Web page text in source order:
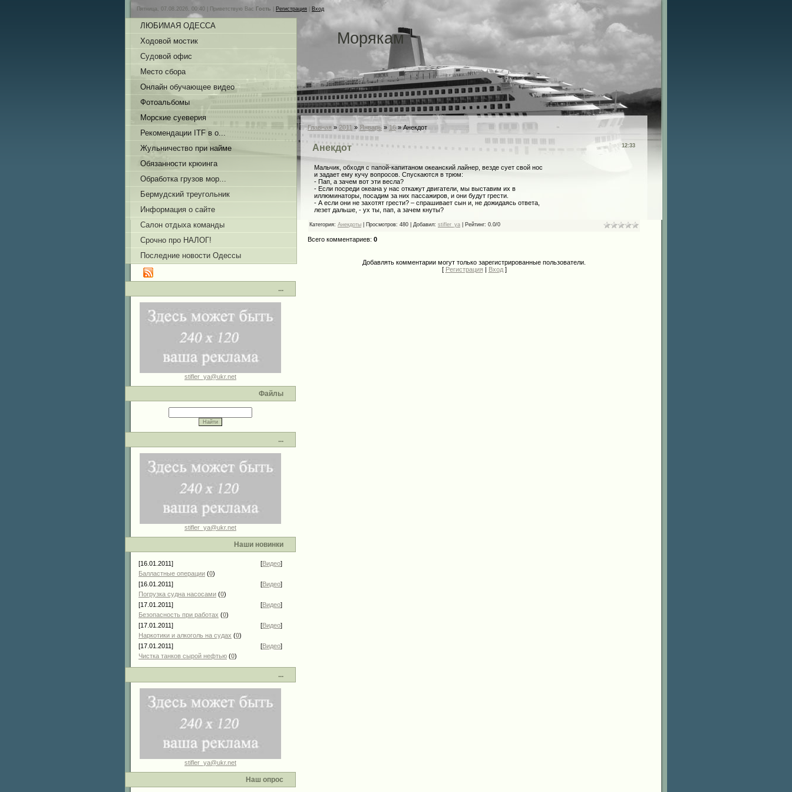
Пятница, 07.08.2026, 00:40 | Приветствую Вас Гость Регистрация Вход
ЛЮБИМАЯ ОДЕССА
Ходовой мостик
Судовой офис
Место сбора
Онлайн обучающее видео
Фотоальбомы
Морские суеверия
Рекомендации ITF в о...
Жульничество при найме
Обязанности крюинга
Обработка грузов мор...
Бермудский треугольник
Информация о сайте
Салон отдыха команды
Срочно про НАЛОГ!
Последние новости Одессы
...
stifler_ya@ukr.net
Файлы
...
stifler_ya@ukr.net
Наши новинки
[16.01.2011] [Видео]
Балластные операции (0)
[16.01.2011]
[Видео]
Погрузка судна насосами (0)
[17.01.2011]
[Видео]
Безопасность при работах (0)
[17.01.2011]
[Видео]
Наркотики и алкоголь на судах (0)
[17.01.2011]
[Видео]
Чистка танков сырой нефтью (0)
...
stifler_ya@ukr.net
Наш опрос
Морякам
Главная » 2011 » Январь » 16» Анекдот
12:33
Анекдот
Мальчик, обходя с папой-капитаном океанский лайнер, везде сует свой нос
и задает ему кучу вопросов. Спускаются в трюм:
- Пап, а зачем вот эти весла?
- Если посреди океана у нас откажут двигатели, мы выставим их в
иллюминаторы, посадим за них пассажиров, и они будут грести.
- А если они не захотят грести? – спрашивает сын и, не дожидаясь ответа,
лезет дальше, - ух ты, пап, а зачем кнуты?
Категория: Анекдоты Просмотров: 480 | Добавил: stifler_ya Рейтинг: 0.0/0
Всего комментариев: 0
Добавлять комментарии могут только зарегистрированные пользователи.
[ Регистрация | Вход]